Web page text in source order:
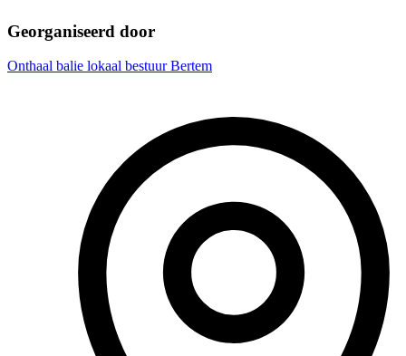
Georganiseerd door
Onthaal balie lokaal bestuur Bertem